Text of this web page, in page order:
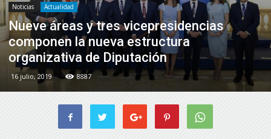
Noticias Actualidad
Nueve áreas y tres vicepresidencias
componen la nueva estructura
organizativa de Diputación
16 julio, 2019 8887